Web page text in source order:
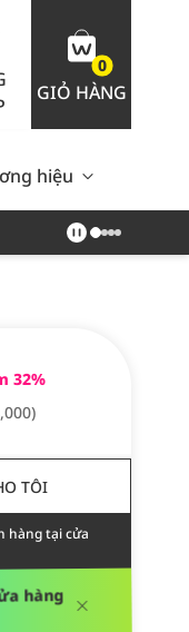
0
GIỎ HÀNG
Giới Chăm Sóc
hiệu
32%
TÔI
hàng tại cửa
hàng